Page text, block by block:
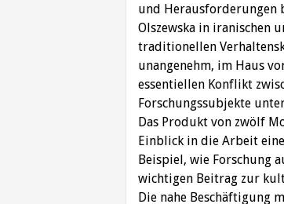
und Herausforderungen
Olszewska in iranischen
traditionellen
unangenehm, im Haus
essentiellen Konflikt
Forschungssubjekte
Das Produkt von zwölf
Einblick in die Arbeit
Beispiel, wie Forschung
wichtigen Beitrag zur
Die nahe Beschäftigung